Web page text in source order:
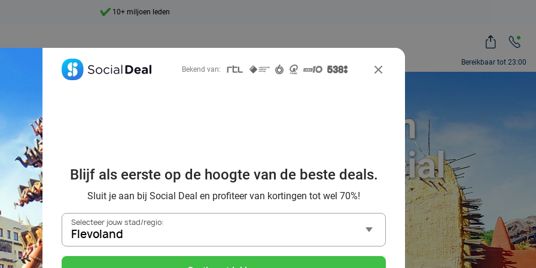
Bereikbaar tot 23:00
phantastische dag uit in
& met korting via Social
Deal
Bekend van:
Blijf als eerste op de hoogte van de beste deals.
Sluit je aan bij Social Deal en profiteer van kortingen tot wel 70%!
Selecteer jouw stad/regio:
Flevoland